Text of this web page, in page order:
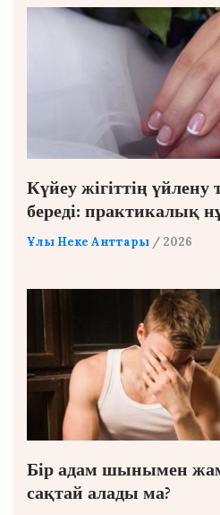
Күйеу жігіттің
береді: практикалық
Ұлы Неке Анттары / 2026
Бір адам шынымен
сақтай алады ма?